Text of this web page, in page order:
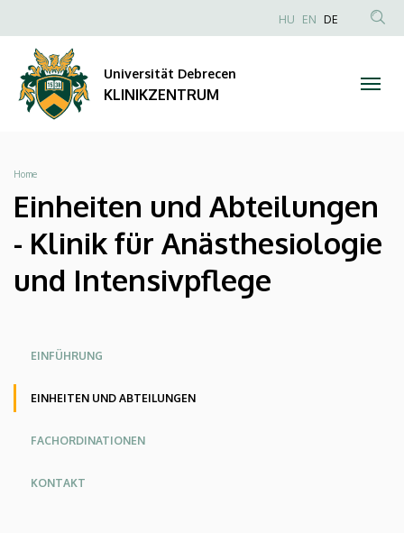
und
Abteilungen
Klinik
für
Anästhesiologie
und
KLINIKZENTRUM
zum
Inhalt
Anonim
HU EN DE
Universität Debrecen
KLINIKZENTRUM
Breadcrumb
Home
Einheiten und Abteilungen
- Klinik für Anästhesiologie
und Intensivpflege
Oldalmenü
KK
Oldalmenü
KK
Angol
Oldalmenü
KK
Német
EINFÜHRUNG
EINHEITEN UND ABTEILUNGEN
FACHORDINATIONEN
KONTAKT